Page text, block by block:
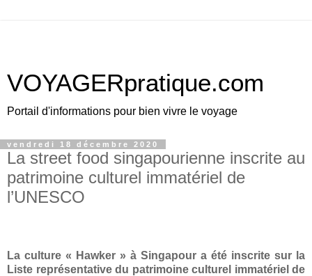
VOYAGERpratique.com
Portail d'informations pour bien vivre le voyage
vendredi 18 décembre 2020
La street food singapourienne inscrite au
patrimoine culturel immatériel de
l’UNESCO
La culture « Hawker » à Singapour a été inscrite sur la
Liste représentative du patrimoine culturel immatériel de